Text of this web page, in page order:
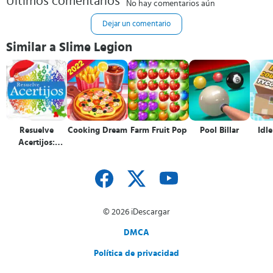
No hay comentarios aún
Dejar un comentario
Similar a Slime Legion
Resuelve
Acertijos:
Cooking Dream Farm Fruit Pop Pool Billar
© 2026 iDescargar
DMCA
Política de privacidad